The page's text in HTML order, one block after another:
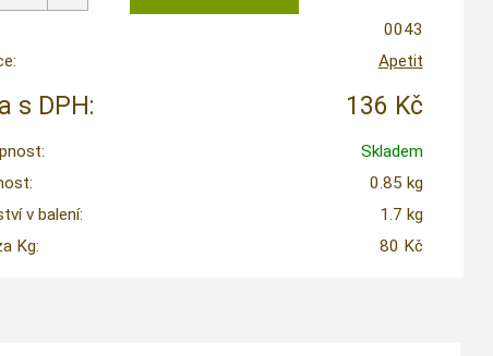
0043
Apetit
s DPH: 136 Kč
Skladem
0.85 kg
v balení:
1.7 kg
Kg:
80 Kč